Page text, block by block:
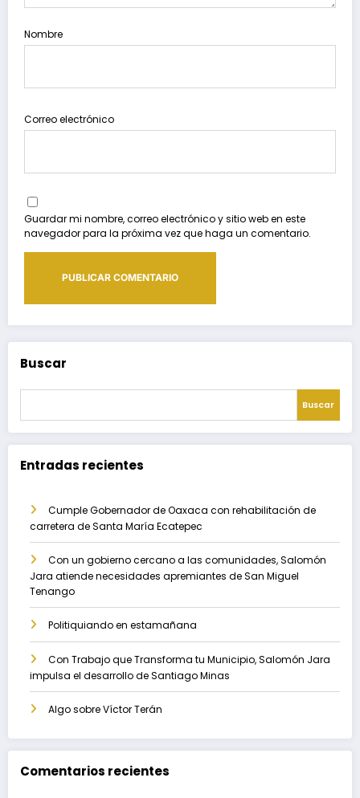
Nombre
Correo electrónico
Guardar mi nombre, correo electrónico y sitio web en este
navegador para la próxima vez que haga un comentario.
Buscar
Buscar
Entradas recientes
Cumple Gobernador de Oaxaca con rehabilitación de
carretera de Santa María Ecatepec
Con un gobierno cercano a las comunidades, Salomón
Jara atiende necesidades apremiantes de San Miguel
Tenango
Politiquiando en estamañana
Con Trabajo que Transforma tu Municipio, Salomón Jara
impulsa el desarrollo de Santiago Minas
Algo sobre Víctor Terán
Comentarios recientes